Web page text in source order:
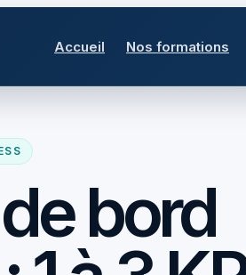
Accueil Nos formations
bord